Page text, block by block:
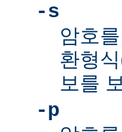
-s
암호
환형
보를
-p